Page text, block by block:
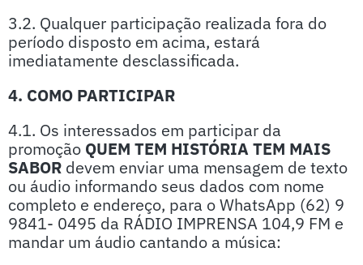
3.2. Qualquer participação realizada fora do
período disposto em acima, estará
imediatamente desclassificada.
4. COMO PARTICIPAR
4.1. Os interessados em participar da
promoção QUEM TEM HISTÓRIA TEM MAIS
SABOR devem enviar uma mensagem de texto
ou áudio informando seus dados com nome
completo e endereço, para o WhatsApp (62) 9
9841- 0495 da RÁDIO IMPRENSA 104,9 FM e
mandar um áudio cantando a música: